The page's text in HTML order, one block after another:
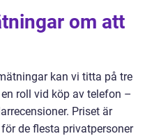
om att
kan vi titta på tre
roll vid köp av telefon –
Priset är
de flesta privatpersoner